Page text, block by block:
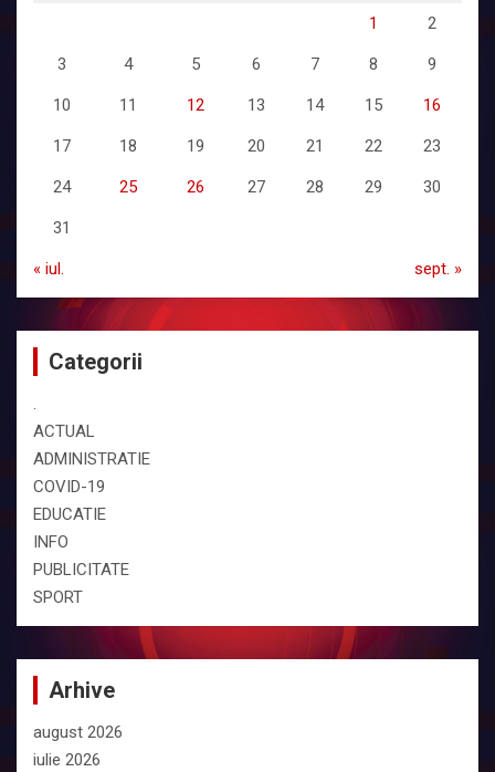
1 2
3 4 5 6 7 8 9
10 11 12 13 14 15 16
17 18 19 20 21 22 23
24 25 26 27 28 29 30
31
« iul. sept. »
Categorii
.
ACTUAL
ADMINISTRATIE
COVID-19
EDUCATIE
INFO
PUBLICITATE
SPORT
Arhive
august 2026
iulie 2026